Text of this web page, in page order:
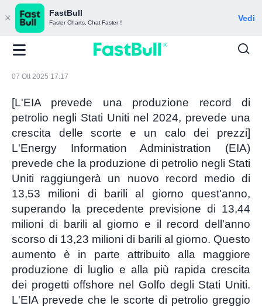
FastBull
Faster Charts, Chat Faster！ Vedi
07 Ott 2025 17:17
[L'EIA prevede una produzione record di
petrolio negli Stati Uniti nel 2024, prevede una
crescita delle scorte e un calo dei prezzi]
L'Energy Information Administration (EIA)
prevede che la produzione di petrolio negli Stati
Uniti raggiungerà un nuovo record medio di
13,53 milioni di barili al giorno quest'anno,
superando la precedente previsione di 13,44
milioni di barili al giorno e il record dell'anno
scorso di 13,23 milioni di barili al giorno. Questo
aumento è in parte attribuito alla maggiore
produzione di luglio e alla più rapida crescita
dei progetti offshore nel Golfo degli Stati Uniti.
L'EIA prevede che le scorte di petrolio greggio